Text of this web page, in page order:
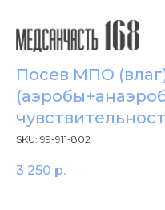
Посев МПО
SKU: 99-911-802
3 250 р.